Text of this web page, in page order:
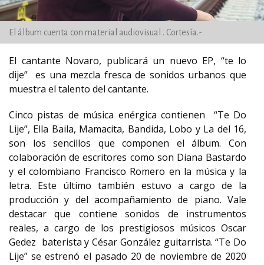
El álbum cuenta con material audiovisual . Cortesía.-
El cantante Novaro, publicará un nuevo EP, “te lo
dije” es una mezcla fresca de sonidos urbanos que
muestra el talento del cantante.
Cinco pistas de música enérgica contienen “Te Do
Lije”, Ella Baila, Mamacita, Bandida, Lobo y La del 16,
son los sencillos que componen el álbum. Con
colaboración de escritores como son Diana Bastardo
y el colombiano Francisco Romero en la música y la
letra. Este último también estuvo a cargo de la
producción y del acompañamiento de piano. Vale
destacar que contiene sonidos de instrumentos
reales, a cargo de los prestigiosos músicos Oscar
Gedez baterista y César González guitarrista. “Te Do
Lije” se estrenó el pasado 20 de noviembre de 2020